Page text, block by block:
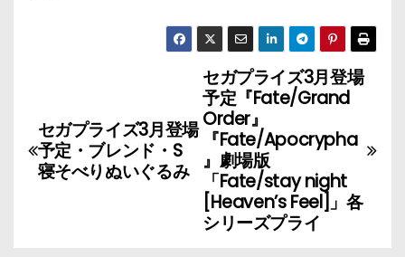
稿
ナ
セガプライズ3月登場
予定『Fate/Grand
Order』
『Fate/Apocrypha
』劇場版
「Fate/stay night
[Heaven’s Feel]」各
シリーズプライ
セガプライズ3月登場
予定・ブレンド・S
寝そべりぬいぐるみ